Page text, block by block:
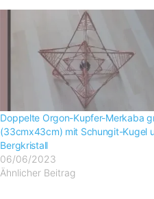
Doppelte Orgon-Kupfer-Merkaba
(33cmx43cm) mit Schungit-Kugel
Bergkristall
06/06/2023
Ähnlicher Beitrag